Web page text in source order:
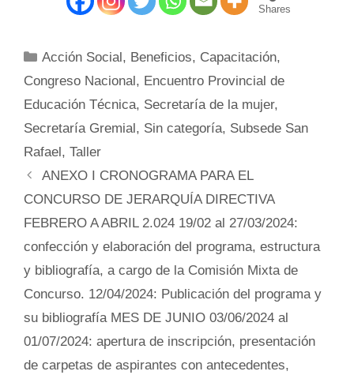
Shares
Categorías
Acción Social, Beneficios, Capacitación,
Congreso Nacional, Encuentro Provincial de
Educación Técnica, Secretaría de la mujer,
Secretaría Gremial, Sin categoría, Subsede San
Rafael, Taller
ANEXO I CRONOGRAMA PARA EL
CONCURSO DE JERARQUÍA DIRECTIVA
FEBRERO A ABRIL 2.024 19/02 al 27/03/2024:
confección y elaboración del programa, estructura
y bibliografía, a cargo de la Comisión Mixta de
Concurso. 12/04/2024: Publicación del programa y
su bibliografía MES DE JUNIO 03/06/2024 al
01/07/2024: apertura de inscripción, presentación
de carpetas de aspirantes con antecedentes,